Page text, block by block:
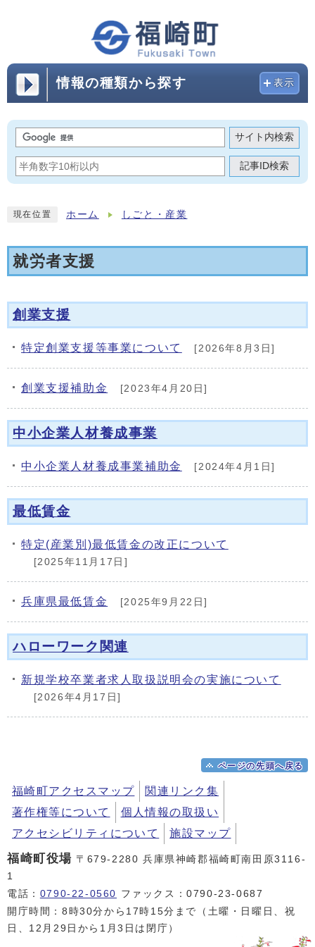
情報の種類から探す 表示
サイト内検索
記事ID検索
現在位置 ホーム しごと・産業
就労者支援
メインメニュー
創業支援
特定創業支援等事業について [2026年8月3日]
創業支援補助金 [2023年4月20日]
中小企業人材養成事業
中小企業人材養成事業補助金 [2024年4月1日]
最低賃金
特定(産業別)最低賃金の改正について
[2025年11月17日]
兵庫県最低賃金 [2025年9月22日]
ハローワーク関連
新規学校卒業者求人取扱説明会の実施について
[2026年4月17日]
ページの先頭へ戻る
福崎町アクセスマップ
関連リンク集
著作権等について
個人情報の取扱い
アクセシビリティについて
施設マップ
福崎町役場 〒679-2280 兵庫県神崎郡福崎町南田原3116-
1
電話： 0790-22-0560 ファックス：0790-23-0687
開庁時間：8時30分から17時15分まで（土曜・日曜日、祝
日、12月29日から1月3日は閉庁）